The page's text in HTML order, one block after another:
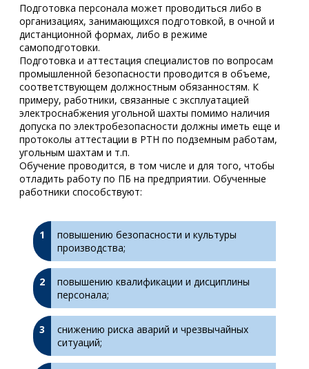
Подготовка персонала может проводиться либо в
организациях, занимающихся подготовкой, в очной и
дистанционной формах, либо в режиме
самоподготовки.
Подготовка и аттестация специалистов по вопросам
промышленной безопасности проводится в объеме,
соответствующем должностным обязанностям. К
примеру, работники, связанные с эксплуатацией
электроснабжения угольной шахты помимо наличия
допуска по электробезопасности должны иметь еще и
протоколы аттестации в РТН по подземным работам,
угольным шахтам и т.п.
Обучение проводится, в том числе и для того, чтобы
отладить работу по ПБ на предприятии. Обученные
работники способствуют:
повышению безопасности и культуры
производства;
повышению квалификации и дисциплины
персонала;
снижению риска аварий и чрезвычайных
ситуаций;